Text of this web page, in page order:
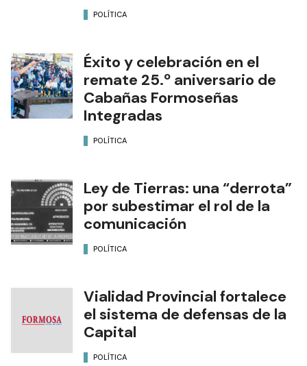
POLÍTICA
Éxito y celebración en el
remate 25.º aniversario de
Cabañas Formoseñas
Integradas
POLÍTICA
Ley de Tierras: una “derrota”
por subestimar el rol de la
comunicación
POLÍTICA
Vialidad Provincial fortalece
el sistema de defensas de la
Capital
POLÍTICA